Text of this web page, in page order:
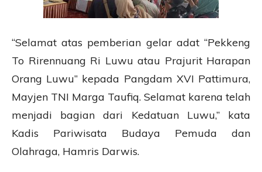
“Selamat atas pemberian gelar adat “Pekkeng
To Rirennuang Ri Luwu atau Prajurit Harapan
Orang Luwu” kepada Pangdam XVI Pattimura,
Mayjen TNI Marga Taufiq. Selamat karena telah
menjadi bagian dari Kedatuan Luwu,” kata
Kadis Pariwisata Budaya Pemuda dan
Olahraga, Hamris Darwis.